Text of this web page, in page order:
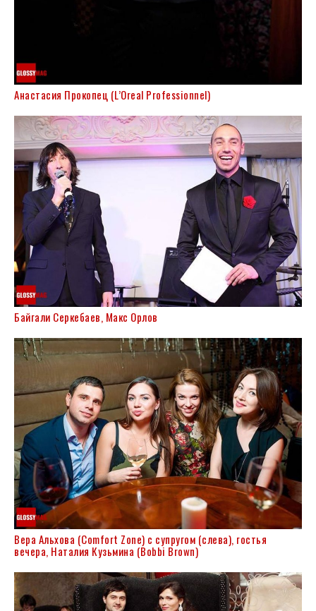
Анастасия Прокопец (L’Oreal Professionnel)
Байгали Серкебаев, Макс Орлов
Вера Альхова (Comfort Zone) с супругом (слева), гостья
вечера, Наталия Кузьмина (Bobbi Brown)